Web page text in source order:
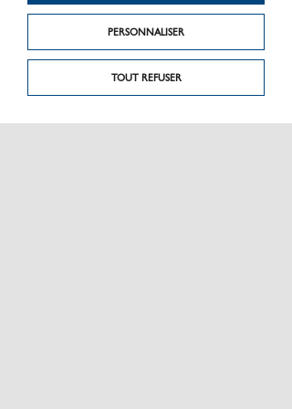
TOUT REFUSER
PERSONNALISER